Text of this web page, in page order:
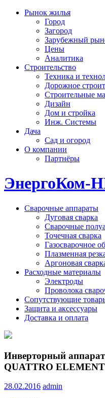
Рынок жилья
Город
Загород
Зарубежный
Цены
Аналитика
Строительство
Техника и
Дорожное
Строительные
Дизайн
Дом и стройка
Инж. Системы
Дача
Сад и огород
О компании
Партнёры
ЭнергоКом-
Сварочные аппараты
Дуговая сварка
Сварочные
Точечная сварка
Газосварочное
Плазменная
Аргоновая
Расходные материалы
Электроды
Проволока
Сопутствующие
Защита и аксессуары
Доставка и оплата
Инверторный
QUATTRO
28.02.2016 admin